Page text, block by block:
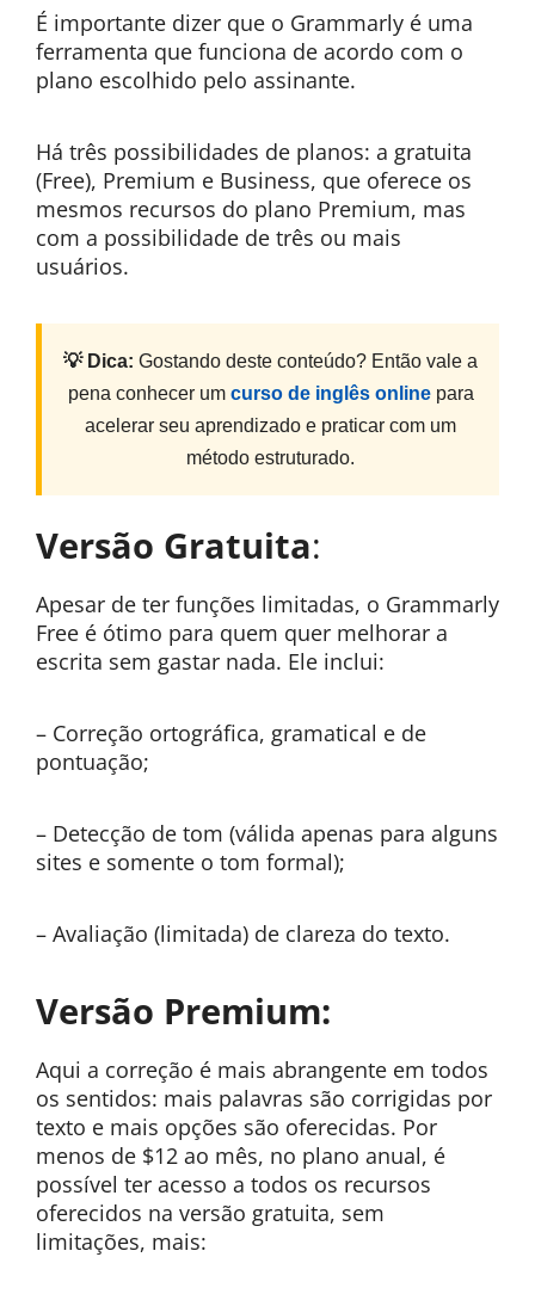
É importante dizer que o Grammarly é uma
ferramenta que funciona de acordo com o
plano escolhido pelo assinante.
Há três possibilidades de planos: a gratuita
(Free), Premium e Business, que oferece os
mesmos recursos do plano Premium, mas
com a possibilidade de três ou mais
usuários.
💡 Dica: Gostando deste conteúdo? Então vale a
pena conhecer um curso de inglês onlinepara
acelerar seu aprendizado e praticar com um
método estruturado.
Versão Gratuita:
Apesar de ter funções limitadas, o Grammarly
Free é ótimo para quem quer melhorar a
escrita sem gastar nada. Ele inclui:
– Correção ortográfica, gramatical e de
pontuação;
– Detecção de tom (válida apenas para alguns
sites e somente o tom formal);
– Avaliação (limitada) de clareza do texto.
Versão Premium:
Aqui a correção é mais abrangente em todos
os sentidos: mais palavras são corrigidas por
texto e mais opções são oferecidas. Por
menos de $12 ao mês, no plano anual, é
possível ter acesso a todos os recursos
oferecidos na versão gratuita, sem
limitações, mais: